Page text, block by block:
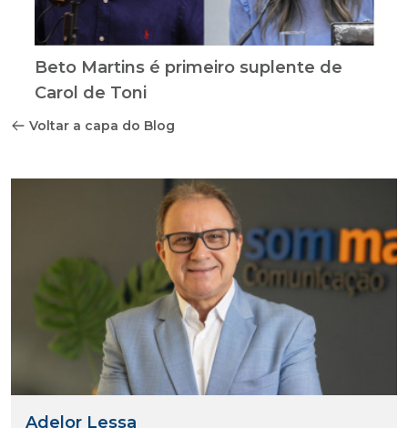
Beto Martins é primeiro suplente de
Carol de Toni
Voltar a capa do Blog
Adelor Lessa